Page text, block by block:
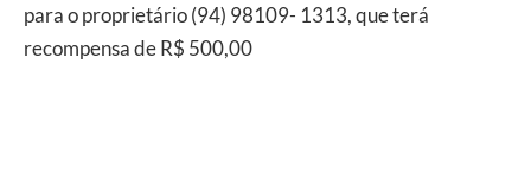
para o proprietário (94) 98109- 1313, que terá
recompensa de R$ 500,00